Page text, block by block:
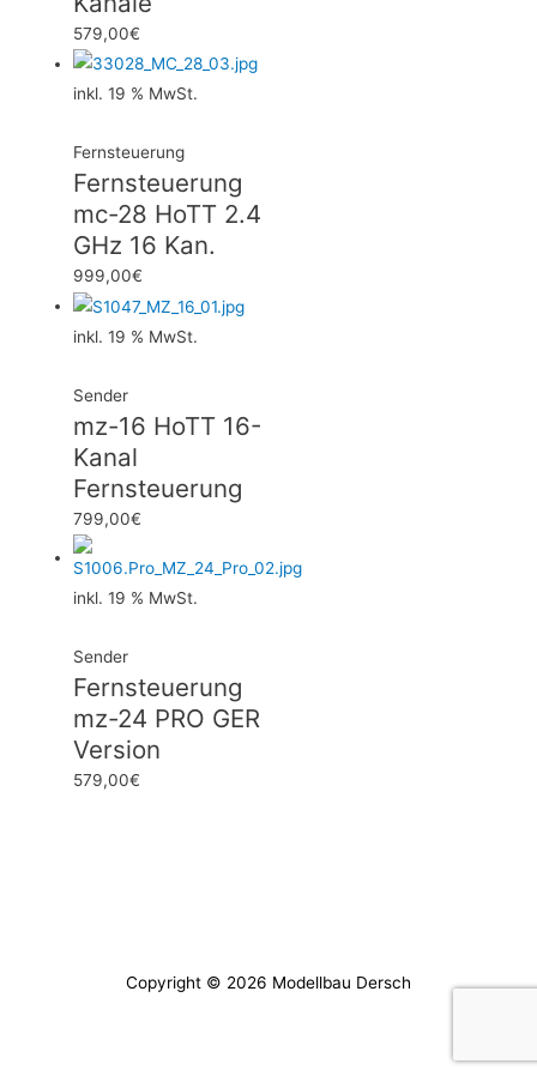
579,00€
inkl. 19 % MwSt.
Fernsteuerung
Fernsteuerung
mc-28 HoTT 2.4
GHz 16 Kan.
999,00€
inkl. 19 % MwSt.
Sender
mz-16 HoTT 16-
Kanal
Fernsteuerung
799,00€
inkl. 19 % MwSt.
Sender
Fernsteuerung
mz-24 PRO GER
Version
579,00€
Copyright © 2026 Modellbau Dersch